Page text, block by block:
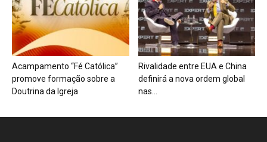
Acampamento “Fé Católica”
promove formação sobre a
Doutrina da Igreja
Rivalidade entre EUA e China
definirá a nova ordem global
nas...